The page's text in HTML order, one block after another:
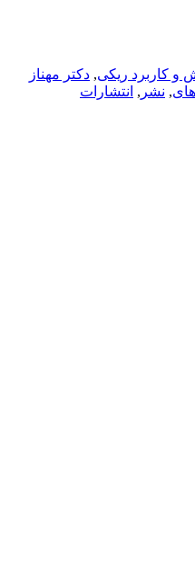
و کاربرد ریکی, دکتر مهناز
های, نشر , انتشارات